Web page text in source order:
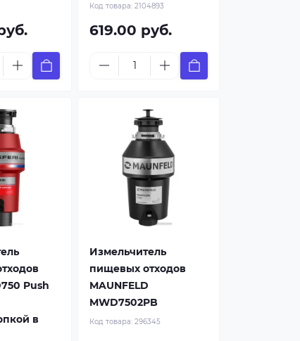
Код товара:2104893
619.00 руб.
Push
в
Измельчитель
пищевых отходов
MAUNFELD
MWD7502PB
Код товара:296345